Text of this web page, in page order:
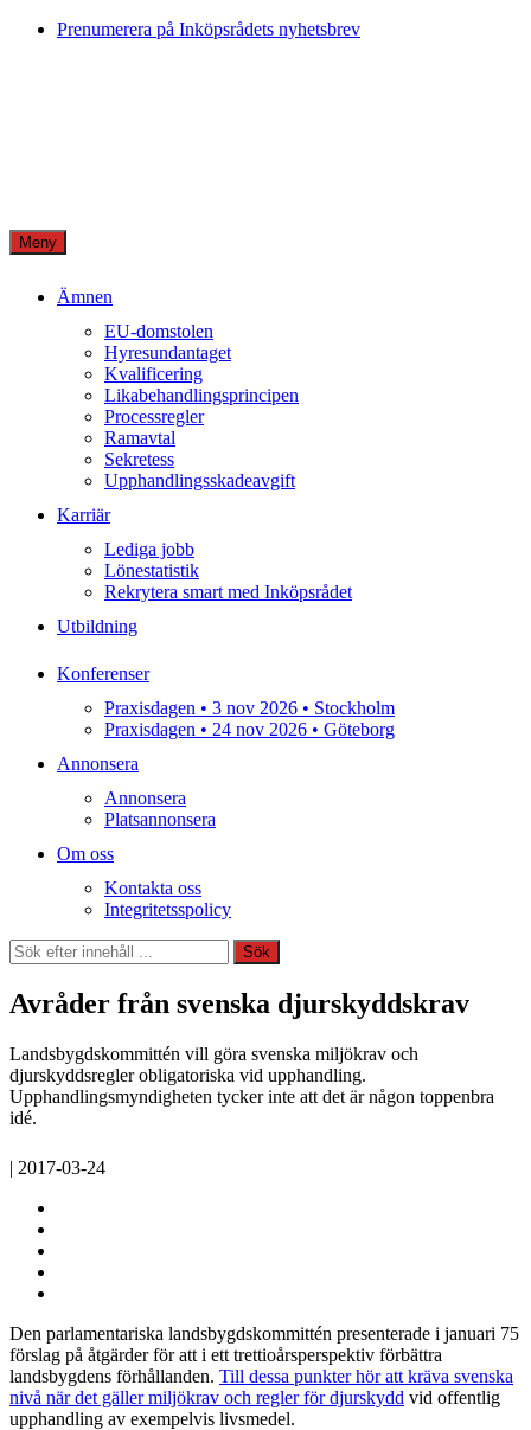
Skip
Prenumerera på Inköpsrådets nyhetsbrev
Meny
Ämnen
EU-domstolen
Hyresundantaget
Kvalificering
Likabehandlingsprincipen
Processregler
Ramavtal
Sekretess
Upphandlingsskadeavgift
Karriär
Lediga jobb
Lönestatistik
Rekrytera smart med Inköpsrådet
Utbildning
Konferenser
Praxisdagen • 3 nov 2026 • Stockholm
Praxisdagen • 24 nov 2026 • Göteborg
Annonsera
Annonsera
Platsannonsera
Om oss
Kontakta oss
Integritetsspolicy
Sök
Sök
Avråder från svenska djurskyddskrav
Landsbygdskommittén vill göra svenska miljökrav och
djurskyddsregler obligatoriska vid upphandling.
Upphandlingsmyndigheten tycker inte att det är någon toppenbra
idé.
| 2017-03-24
Den parlamentariska landsbygdskommittén presenterade i januari 75
förslag på åtgärder för att i ett trettioårsperspektiv förbättra
landsbygdens förhållanden. Till dessa punkter hör att kräva svenska
nivå när det gäller miljökrav och regler för djurskydd vid offentlig
upphandling av exempelvis livsmedel.